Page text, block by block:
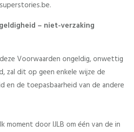
– niet-verzaking
Voorwaarden ongeldig, onwettig
zal dit op geen enkele wijze de
en de toepasbaarheid van de andere
moment door IJLB om één van de in